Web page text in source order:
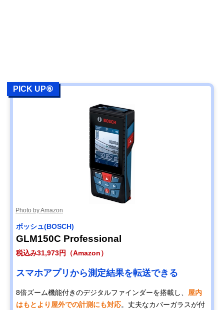
PICK UP⑥
Photo by Amazon
ボッシュ(BOSCH)
GLM150C Professional
税込み31,973円（Amazon）
スマホアプリから測定結果を転送できる
8倍ズーム機能付きのデジタルファインダーを搭載し、 屋内
はもとより屋外での計測にも対応。丈夫なカバーガラスが付